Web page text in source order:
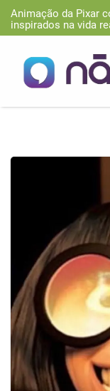
Animação da Pixar
inspirados na vida